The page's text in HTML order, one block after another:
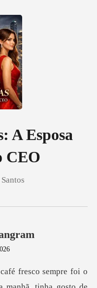
A Esposa
CEO
sco sempre foi o